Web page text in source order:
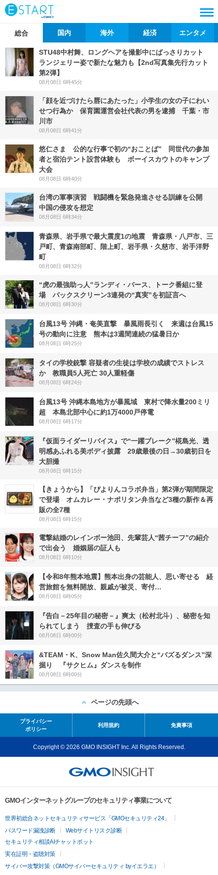
総合 国内 海外 経済 エンタメ
STU48中村舞、ロングヘアを撮影中にばっさりカット
ランジェリー姿で新たな魅力も【2nd写真集先行カット
第2弾】
08月08日 6時45分
「顔を近づけたら唇にあたった」小学生の女の子にわい
せつ行為か 保育園運営会社代表の男を逮捕 千葉・市
川市
08月08日 6時41分
悠仁さま 公的な行事で初の“おことば” 同世代の参加
者と宿泊テント設営体験も ボーイスカウトのキャンプ
大会
08月08日 6時40分
台湾の軍事演習 戦闘機を緊急発進させる訓練を公開
中国の侵攻を想定
08月08日 6時34分
青森県、岩手県で最大震度1の地震 青森県・八戸市、三
戸町、青森南部町、階上町、岩手県・久慈市、岩手洋野
町
08月08日 6時32分
“虎の最強助っ人”ランディ・バース、トーク番組に登
場 バックスクリーン3連発の“真実”を初証言へ
08月08日 6時30分
台風13号 沖縄・奄美直撃 暴風雨長引く 来週は台風15
号の動向に注意 熊本は3週間連続の猛暑日か
08月08日 6時25分
タイの学校銃撃 容疑者の生徒は学校の成績でストレス
か 教職員5人死亡 30人重軽傷
08月08日 6時24分
台風13号 沖縄本島地方が暴風域 東村で降水量200ミリ
超 本島北部中心に約1万4000戸停電
08月08日 6時17分
『仮面ライダーリバイス』で“一躍ブレーク”椛島光、透
明感あふれる美ボディ披露 29歳最後の日→30歳初日を
大胆撮
08月08日 6時15分
【きょうから】「ぴよりんコラボ弁当」第2弾が期間限定
で登場 オムカレー・ナポリタン弁当など3種の新作＆再
販の全7種
08月08日 6時15分
電撃結婚のレインボー池田、先輩芸人“茜チーフ”の紹介
で出会う 婚姻届の証人も
08月08日 6時10分
【令和8年熊本地震】熊本出身の芸能人、思い寄せる 経
営旅館を無料開放、親戚が被災、寄付…
08月08日 6時05分
『告白－25年目の秘密－』爽太（松村北斗）、秘密を知
られてしまう 捜査の手も伸びる
08月08日 6時00分
&TEAM・K、Snow Man佐久間大介と“バズるダンス”深
掘り 『サクヒム』ダンスを制作
08月08日 6時00分
ページの先頭へ
プライバシー
ポリシー
利用規約 免責事項
Copyright © 2026 GMO INSIGHT Inc. All Rights Reserved.
GMOインターネットグループのセキュリティ事業について
世界初総合ネットセキュリティサービス「GMOセキュリティ24」
パスワード漏洩診断
Webサイトリスク診断
セキュリティ相談AIチャットボット
実在証明・盗聴対策
サイバー攻撃対策（GMOサイバーセキュリティ byイエラエ）